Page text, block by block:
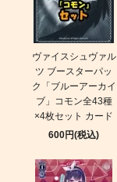
ヴァイスシュヴァル
ツ ブースターパッ
ク「ブルーアーカイ
ブ」コモン全43種
×4枚セット カード
600円(税込)